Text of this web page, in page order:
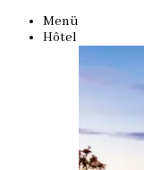
Menü
Hôtel